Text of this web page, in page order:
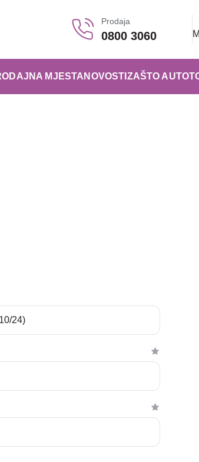
Prodaja
0800 3060
MJESTA NOVOSTI ZAŠTO